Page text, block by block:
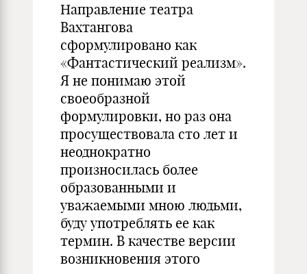
Направление театра
Вахтангова
сформулировано как
«Фантастический реализм».
Я не понимаю этой
своеобразной
формулировки, но раз она
просуществовала сто лет и
неоднократно
произносилась более
образованными и
уважаемыми мною людьми,
буду употреблять ее как
термин. В качестве версии
возникновения этого